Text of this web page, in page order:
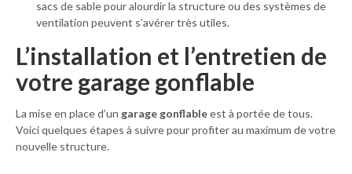
sacs de sable pour alourdir la structure ou des systèmes de
ventilation peuvent s’avérer très utiles.
L’installation et l’entretien de
votre garage gonflable
La mise en place d’un garage gonflableest à portée de tous.
Voici quelques étapes à suivre pour profiter au maximum de votre
nouvelle structure.